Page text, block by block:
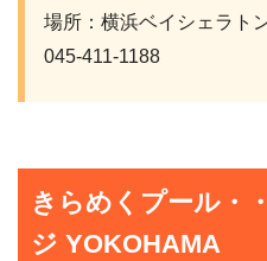
場所：横浜ベイシェラト
045-411-1188
きらめくプール・
ジ YOKOHAMA